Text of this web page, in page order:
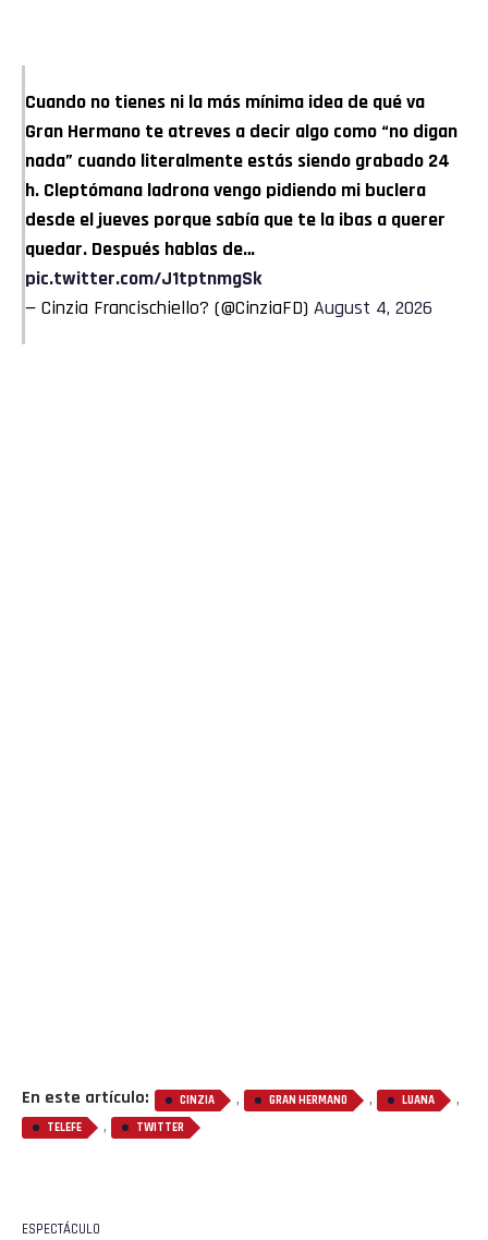
Cuando no tienes ni la más mínima idea de qué va
Gran Hermano te atreves a decir algo como “no digan
nada” cuando literalmente estás siendo grabado 24
h. Cleptómana ladrona vengo pidiendo mi buclera
desde el jueves porque sabía que te la ibas a querer
quedar. Después hablas de…
pic.twitter.com/J1tptnmgSk
— Cinzia Francischiello? (@CinziaFD) August 4, 2026
En este artículo: CINZIA , GRAN HERMANO , LUANA ,
TELEFE , TWITTER
ESPECTÁCULO